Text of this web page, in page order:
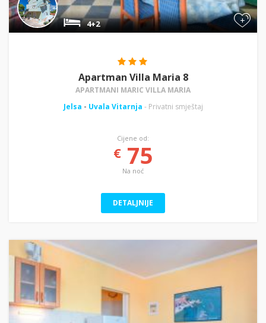
+
4+2
Apartman Villa Maria 8
APARTMANI MARIC VILLA MARIA
Jelsa - Uvala Vitarnja - Privatni smještaj
Cijene od:
€75
Na noć
DETALJNIJE